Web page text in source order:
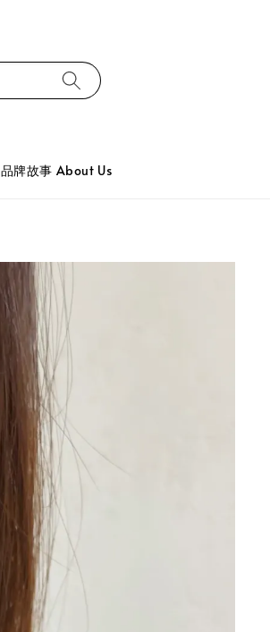
品牌故事 About Us